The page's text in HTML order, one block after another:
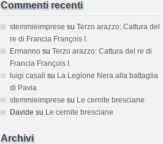
Commenti recenti
stemmieimprese su Terzo arazzo: Cattura del
re di Francia François I.
Ermanno su Terzo arazzo: Cattura del re di
Francia François I.
luigi casali su La Legione Nera alla battaglia
di Pavia
stemmieimprese su Le cernite bresciane
Davide su Le cernite bresciane
Archivi